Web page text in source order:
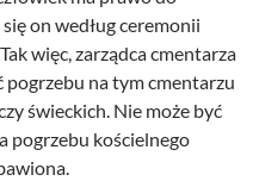
on według ceremonii
więc, zarządca cmentarza
na tym cmentarzu
świeckich. Nie może być
pogrzebu kościelnego